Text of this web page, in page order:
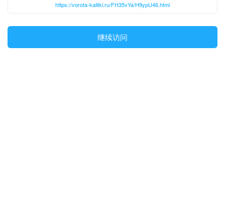
https://vorota-kalitki.ru/FH35vYa/H9ypU46.html
继续访问